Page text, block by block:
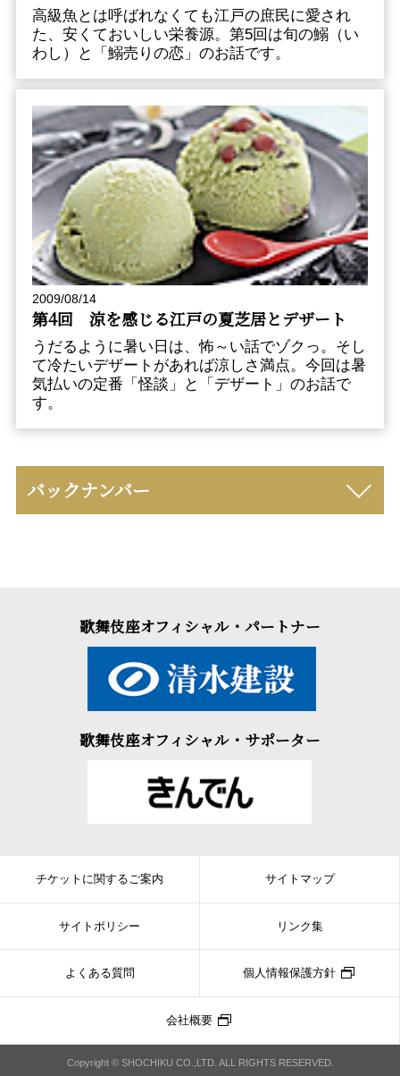
高級魚とは呼ばれなくても江戸の庶民に愛され
た、安くておいしい栄養源。第5回は旬の鰯（い
わし）と「鰯売りの恋」のお話です。
2009/08/14
第4回 涼を感じる江戸の夏芝居とデザート
うだるように暑い日は、怖～い話でゾクっ。そし
て冷たいデザートがあれば涼しさ満点。今回は暑
気払いの定番「怪談」と「デザート」のお話で
す。
バックナンバー
歌舞伎座オフィシャル・パートナー
歌舞伎座オフィシャル・サポーター
チケットに関するご案内 サイトマップ
サイトポリシー リンク集
よくある質問 個人情報保護方針
会社概要
Copyright © SHOCHIKU CO.,LTD. ALL RIGHTS RESERVED.